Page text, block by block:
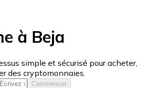
à Beja
simple et sécurisé pour acheter,
des cryptomonnaies.
Commencer